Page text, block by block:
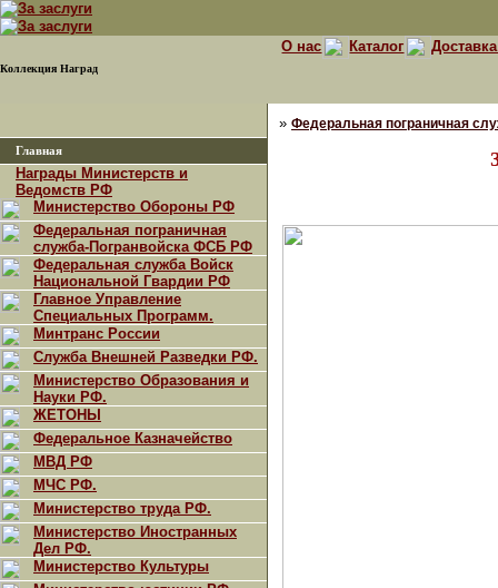
Коллекция Наград
О нас Каталог
Главная
Награды Министерств и
Ведомств РФ
Министерство Обороны РФ
Федеральная пограничная
служба-Погранвойска ФСБ РФ
Федеральная служба Войск
Национальной Гвардии РФ
Главное Управление
Специальных Программ.
Минтранс России
Служба Внешней Разведки РФ.
Министерство Образования и
Науки РФ.
ЖЕТОНЫ
Федеральное Казначейство
МВД РФ
МЧС РФ.
Министерство труда РФ.
Министерство Иностранных
Дел РФ.
Министерство Культуры
» Федеральная пограничная